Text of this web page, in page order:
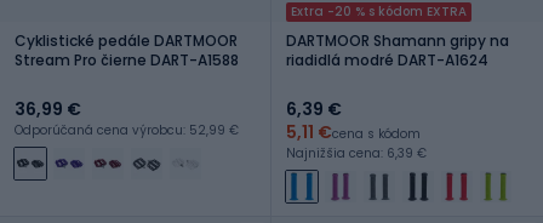
Cyklistické pedále DARTMOOR
Stream Pro čierne DART-A1588
36,99 €
Odporúčaná cena výrobcu: 52,99 €
Extra -20 % s kódom EXTRA
DARTMOOR Shamann gripy na
riadidlá modré DART-A1624
6,39 €
5,11 €cena s kódom
Najnižšia cena: 6,39 €